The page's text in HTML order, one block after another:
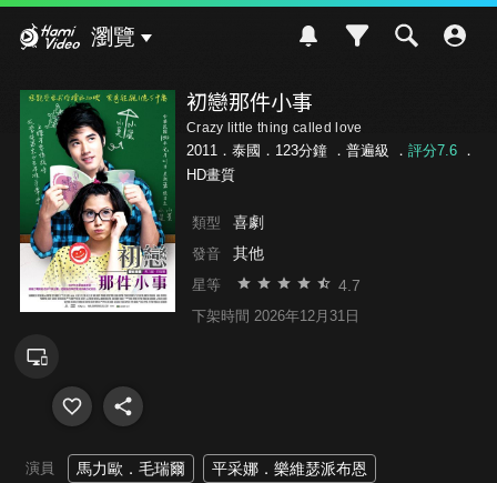
瀏覽
初戀那件小事
Crazy little thing called love
2011．泰國．123分鐘 ． 普遍級 ． 評分7.6．
HD畫質
類型 喜劇
發音 其他
星等 4.7
下架時間 2026年12月31日
演員 馬力歐．毛瑞爾 平采娜．樂維瑟派布恩